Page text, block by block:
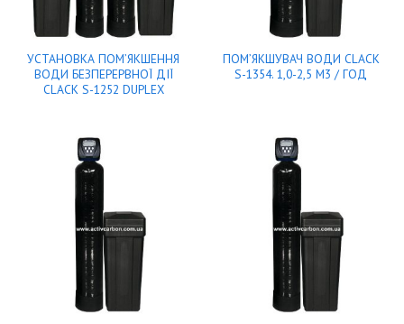
УСТАНОВКА ПОМ’ЯКШЕННЯ
ВОДИ БЕЗПЕРЕРВНОЇ ДІЇ
CLACK S-1252 DUPLEX
ПОМ’ЯКШУВАЧ ВОДИ CLACK
S-1354. 1,0-2,5 М3 / ГОД